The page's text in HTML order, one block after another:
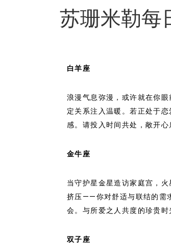
苏珊米勒每
白羊座
浪漫气息弥漫，或许就在你
定关系注入温暖。若正处于
感。请投入时间共处，敞开
金牛座
当守护星金星造访家庭宫，
挤压——你对舒适与联结的需
会。与所爱之人共度的珍贵时
双子座